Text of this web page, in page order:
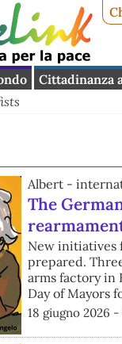
Cittadinanza
Albert -
The
New initiatives
prepared.
arms factory in
Day of Mayors
18 giugno 2026